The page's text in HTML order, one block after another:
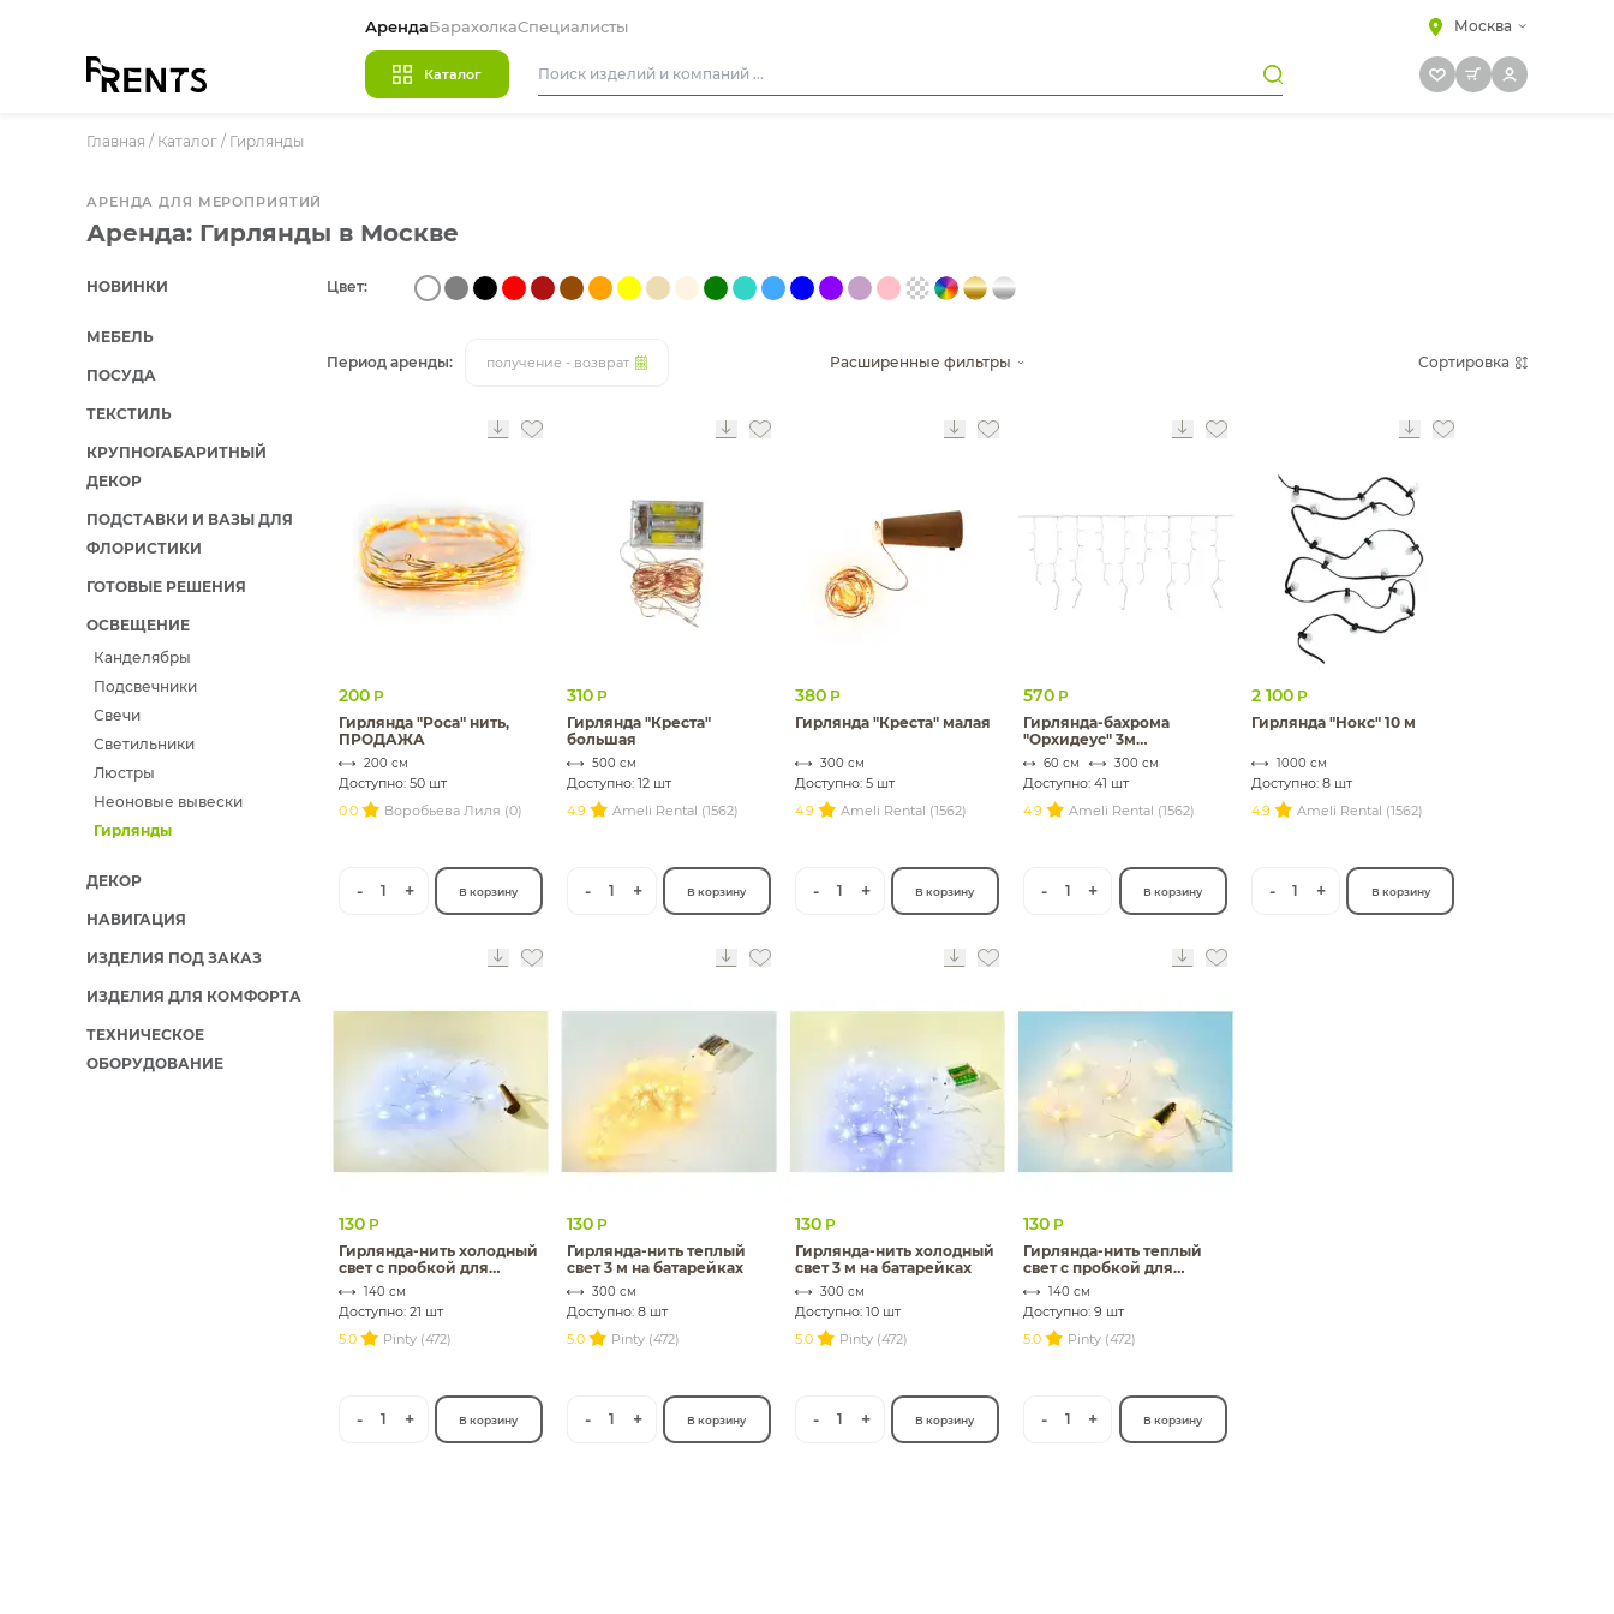
АрендаБарахолкаСпециалисты
Каталог
Москва
МЕБЕЛЬ
ТЕКСТИЛЬ
ИЗДЕЛИЯ ПОД ЗАКАЗ
ИЗДЕЛИЯ ДЛЯ КОМФОРТА
ТЕХНИЧЕСКОЕ ОБОРУДОВАНИЕ
Кресла
Скамейки
Главная / Каталог / Гирлянды
АРЕНДА ДЛЯ МЕРОПРИЯТИЙ
Аренда: Гирлянды в Москве
НОВИНКИ
МЕБЕЛЬ
ПОСУДА
ТЕКСТИЛЬ
КРУПНОГАБАРИТНЫЙ
ДЕКОР
ПОДСТАВКИ И ВАЗЫ ДЛЯ
ФЛОРИСТИКИ
ГОТОВЫЕ РЕШЕНИЯ
ОСВЕЩЕНИЕ
Канделябры
Подсвечники
Свечи
Светильники
Люстры
Неоновые вывески
Гирлянды
ДЕКОР
НАВИГАЦИЯ
ИЗДЕЛИЯ ПОД ЗАКАЗ
ИЗДЕЛИЯ ДЛЯ КОМФОРТА
ТЕХНИЧЕСКОЕ
ОБОРУДОВАНИЕ
Цвет:
Период аренды: получение - возврат Расширенные фильтры Сортировка
200 Р
Гирлянда "Роса" нить,
ПРОДАЖА
200 см
Доступно: 50 шт
0.0
Воробьева Лиля (0)
- 1 + В корзину
310 Р
Гирлянда "Креста"
большая
500 см
Доступно: 12 шт
4.9
Ameli Rental (1562)
- 1 + В корзину
380 Р
Гирлянда "Креста" малая
300 см
Доступно: 5 шт
4.9
Ameli Rental (1562)
- 1 + В корзину
570 Р
Гирлянда-бахрома
"Орхидеус" 3м
светодиодная
60 см 300 см
Доступно: 41 шт
4.9
Ameli Rental (1562)
- 1 + В корзину
2 100 Р
Гирлянда "Нокс" 10 м
1000 см
Доступно: 8 шт
4.9
Ameli Rental (1562)
- 1 + В корзину
130 Р
Гирлянда-нить холодный
свет с пробкой для
бутылки
140 см
Доступно: 21 шт
5.0
Pinty (472)
- 1 + В корзину
130 Р
Гирлянда-нить теплый
свет 3 м на батарейках
300 см
Доступно: 8 шт
5.0
Pinty (472)
- 1 + В корзину
130 Р
Гирлянда-нить холодный
свет 3 м на батарейках
300 см
Доступно: 10 шт
5.0
Pinty (472)
- 1 + В корзину
130 Р
Гирлянда-нить теплый
свет с пробкой для
бутылки
140 см
Доступно: 9 шт
5.0
Pinty (472)
- 1 + В корзину